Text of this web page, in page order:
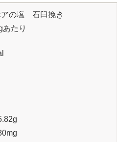
アの塩 石臼挽き
たり